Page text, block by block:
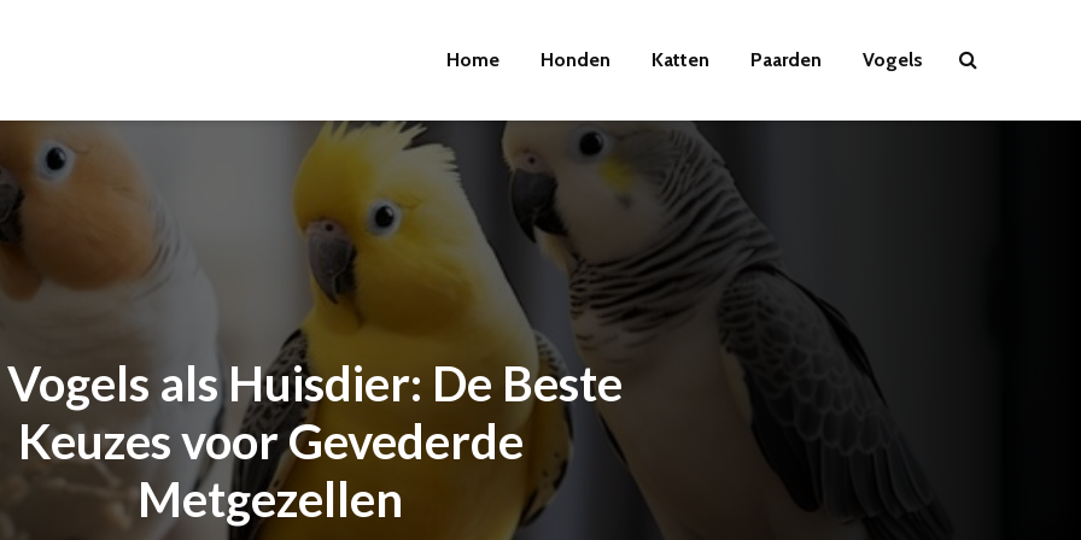
Home Honden Katten Paarden Vogels
als Huisdier: De Beste
Keuzes voor Gevederde
Metgezellen